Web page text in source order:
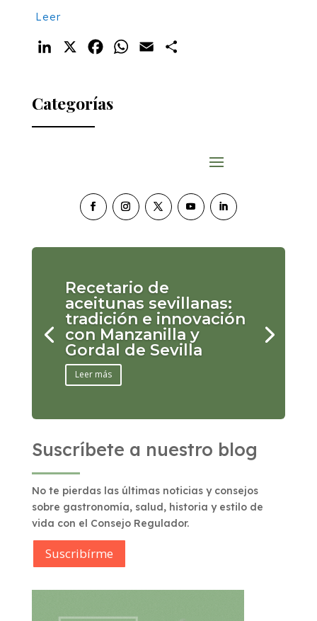
Leer
LinkedIn FacebookWhatsApp
Email
Categorías
Recetario de
aceitunas sevillanas:
tradición e innovación
con Manzanilla y
Gordal de Sevilla
Leer más
Suscríbete a nuestro blog
No te pierdas las últimas noticias y consejos
sobre gastronomía, salud, historia y estilo de
vida con el Consejo Regulador.
Suscribírme